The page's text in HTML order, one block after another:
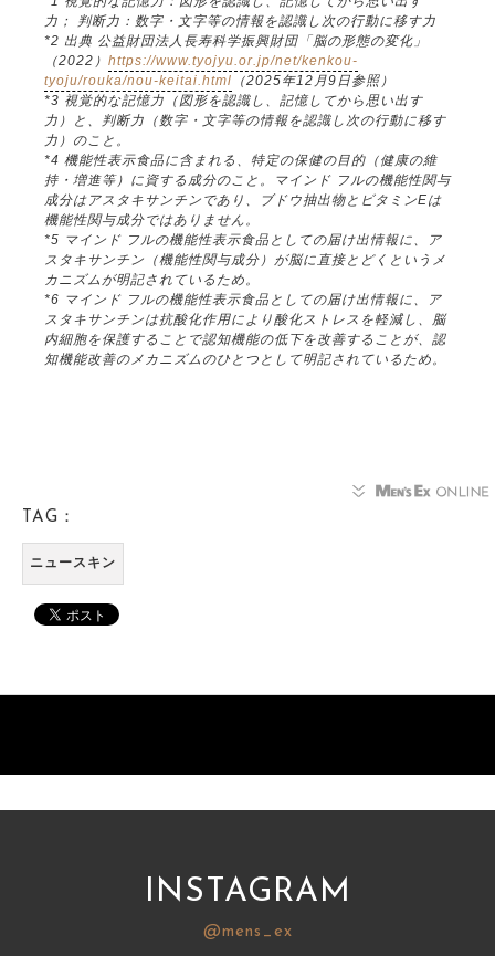
力； 判断力：数字・文字等の情報を認識し次の行動に移す力
*2 出典 公益財団法人長寿科学振興財団「脳の形態の変化」
（2022） https://www.tyojyu.or.jp/net/kenkou-
tyoju/rouka/nou-keitai.html （2025年12月9日参照）
*3 視覚的な記憶力（図形を認識し、記憶してから思い出す
力）と、判断力（数字・文字等の情報を認識し次の行動に移す
力）のこと。
*4 機能性表示食品に含まれる、特定の保健の目的（健康の維
持・増進等）に資する成分のこと。マインド フルの機能性関与
成分はアスタキサンチンであり、ブドウ抽出物とビタミンEは
機能性関与成分ではありません。
*5 マインド フルの機能性表示食品としての届け出情報に、ア
スタキサンチン（機能性関与成分）が脳に直接とどくというメ
カニズムが明記されているため。
*6 マインド フルの機能性表示食品としての届け出情報に、ア
スタキサンチンは抗酸化作用により酸化ストレスを軽減し、脳
内細胞を保護することで認知機能の低下を改善することが、認
知機能改善のメカニズムのひとつとして明記されているため。
TAG：
ニュースキン
INSTAGRAM
@mens_ex